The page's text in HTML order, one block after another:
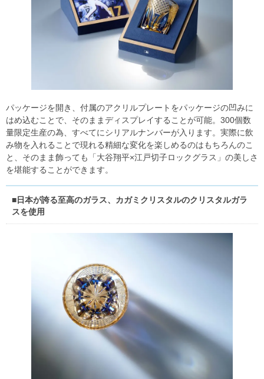
パッケージを開き、付属のアクリルプレートをパッケージの凹みに
はめ込むことで、そのままディスプレイすることが可能。300個数
量限定生産の為、すべてにシリアルナンバーが入ります。実際に飲
み物を入れることで現れる精細な変化を楽しめるのはもちろんのこ
と、そのまま飾っても「大谷翔平×江戸切子ロックグラス」の美しさ
を堪能することができます。
■日本が誇る至高のガラス、カガミクリスタルのクリスタルガラ
スを使用